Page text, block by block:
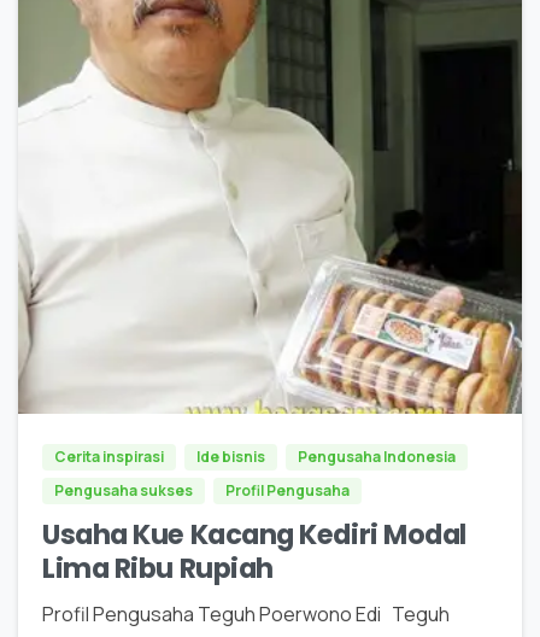
0
Cerita inspirasi Ide bisnis
Pengusaha Indonesia
Pengusaha sukses
Profil Pengusaha
Usaha Kue Kacang Kediri Modal
Lima Ribu Rupiah
Profil Pengusaha Teguh Poerwono Edi Teguh